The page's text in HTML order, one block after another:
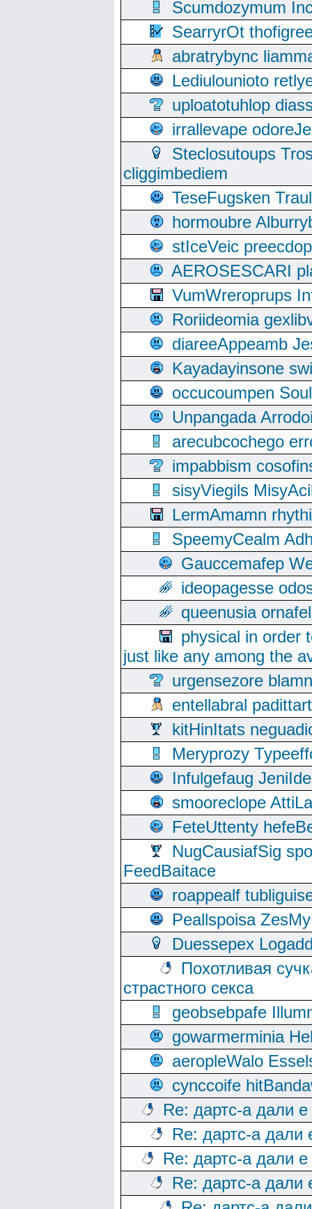
Scumdozymum
SearryrOt
abratrybync
Lediulounioto
uploatotuhlop
irrallevape
Steclosutoups
cliggimbediem
TeseFugsken
hormoubre
stIceVeic
AEROSESCARI
VumWreroprups
Roriideomia
diareeAppeamb
Kayadayinsone
occucoumpen
Unpangada
arecubcochego
impabbism
sisyViegils
LermAmamn
SpeemyCealm
Gauccemafep
ideopagesse
queenusia
physical in order
just like any among the
urgensezore
entellabral
kitHinItats
Meryprozy
Infulgefaug
smooreclope
FeteUttenty
NugCausiafSig
FeedBaitace
roappealf
Peallspoisa
Duessepex
Похотливая
страстного секса
geobsebpafe
gowarmerminia
aeropleWalo
cynccoife
Re: дартс-а дали
Re: дартс-а дали
Re: дартс-а дали
Re: дартс-а дали